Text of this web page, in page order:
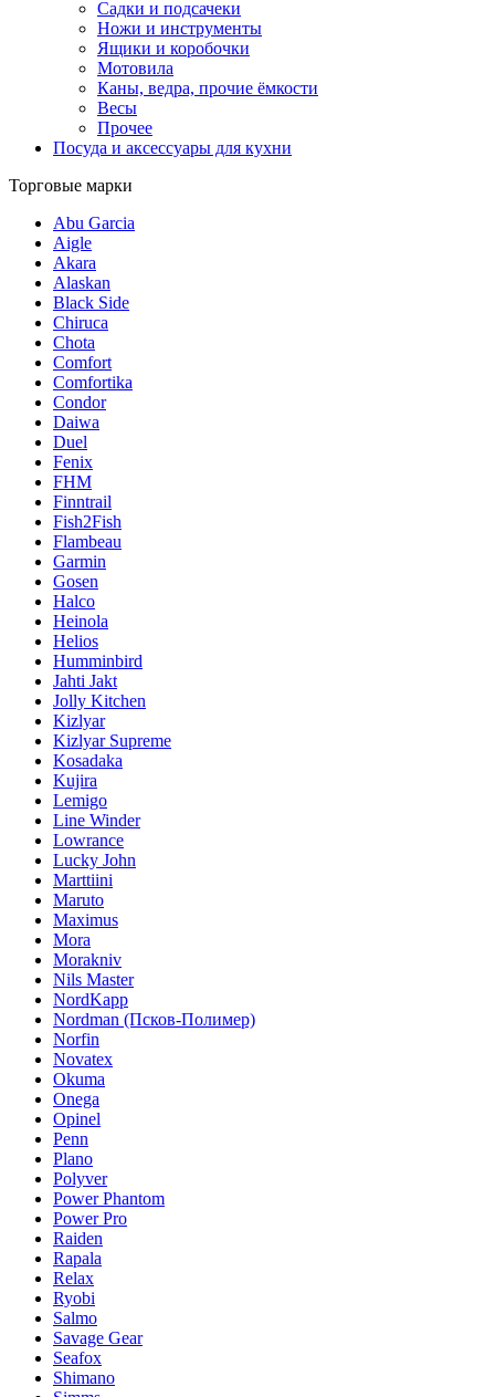
Садки и подсачеки
Ножи и инструменты
Ящики и коробочки
Мотовила
Каны, ведра, прочие ёмкости
Весы
Прочее
Посуда и аксессуары для кухни
Торговые марки
Abu Garcia
Aigle
Akara
Alaskan
Black Side
Chiruca
Chota
Comfort
Comfortika
Condor
Daiwa
Duel
Fenix
FHM
Finntrail
Fish2Fish
Flambeau
Garmin
Gosen
Halco
Heinola
Helios
Humminbird
Jahti Jakt
Jolly Kitchen
Kizlyar
Kizlyar Supreme
Kosadaka
Kujira
Lemigo
Line Winder
Lowrance
Lucky John
Marttiini
Maruto
Maximus
Mora
Morakniv
Nils Master
NordKapp
Nordman (Псков-Полимер)
Norfin
Novatex
Okuma
Onega
Opinel
Penn
Plano
Polyver
Power Phantom
Power Pro
Raiden
Rapala
Relax
Ryobi
Salmo
Savage Gear
Seafox
Shimano